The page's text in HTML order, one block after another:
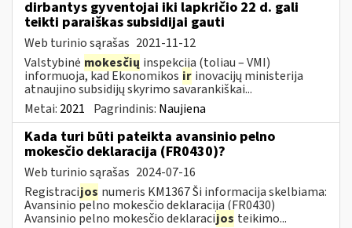
dirbantys gyventojai iki lapkričio 22 d. gali
teikti paraiškas subsidijai gauti
Web turinio sąrašas 2021-11-12
Valstybinė mokesčių inspekcija (toliau – VMI)
informuoja, kad Ekonomikos ir inovacijų ministerija
atnaujino subsidijų skyrimo savarankiškai...
Metai: 2021 Pagrindinis: Naujiena
Kada turi būti pateikta avansinio pelno
mokesčio deklaracija (FR0430)?
Web turinio sąrašas 2024-07-16
Registracijos numeris KM1367 Ši informacija skelbiama:
Avansinio pelno mokesčio deklaracija (FR0430)
Avansinio pelno mokesčio deklaracijos teikimo...